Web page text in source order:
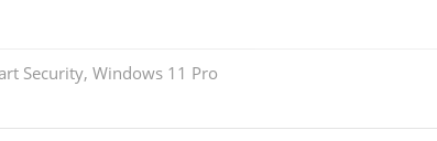
	boundary="17939/post.ccl.ru"
Security, Windows 11 Pro